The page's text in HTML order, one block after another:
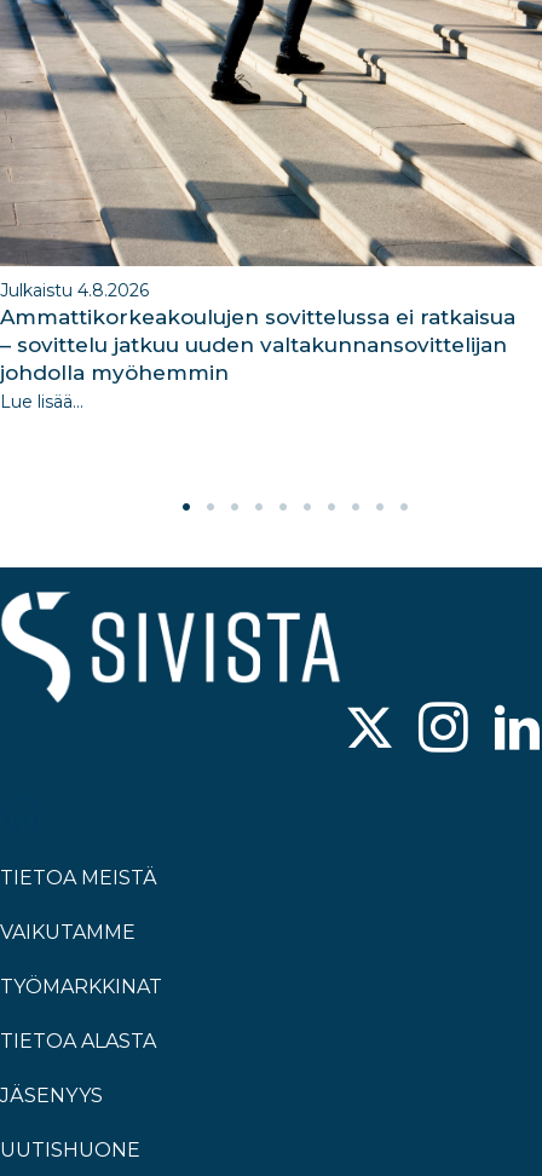
o
o
k
n
mn
Julkaistu 4.8.2026
Ammattikorkeakoulujen sovittelussa ei ratkaisua
– sovittelu jatkuu uuden valtakunnansovittelijan
johdolla myöhemmin
Lue lisää...
TIETOA MEISTÄ
VAIKUTAMME
TYÖMARKKINAT
TIETOA ALASTA
JÄSENYYS
UUTISHUONE